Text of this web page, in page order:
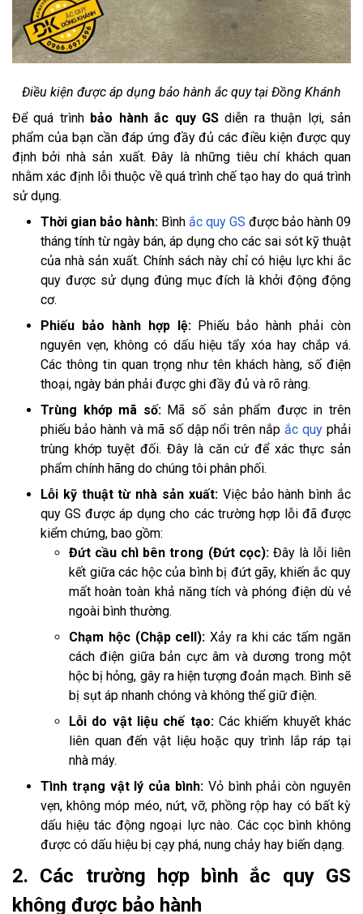
Điều kiện được áp dụng bảo hành ắc quy tại Đồng Khánh
Để quá trình bảo hành ắc quy GSdiễn ra thuận lợi, sản
phẩm của bạn cần đáp ứng đầy đủ các điều kiện được quy
định bởi nhà sản xuất. Đây là những tiêu chí khách quan
nhằm xác định lỗi thuộc về quá trình chế tạo hay do quá trình
sử dụng.
Thời gian bảo hành: Bình ắc quy GS được bảo hành 09
tháng tính từ ngày bán, áp dụng cho các sai sót kỹ thuật
của nhà sản xuất. Chính sách này chỉ có hiệu lực khi ắc
quy được sử dụng đúng mục đích là khởi động động
cơ.
Phiếu bảo hành hợp lệ: Phiếu bảo hành phải còn
nguyên vẹn, không có dấu hiệu tẩy xóa hay chắp vá.
Các thông tin quan trọng như tên khách hàng, số điện
thoại, ngày bán phải được ghi đầy đủ và rõ ràng.
Trùng khớp mã số: Mã số sản phẩm được in trên
phiếu bảo hành và mã số dập nổi trên nắpắc quy phải
trùng khớp tuyệt đối. Đây là căn cứ để xác thực sản
phẩm chính hãng do chúng tôi phân phối.
Lỗi kỹ thuật từ nhà sản xuất: Việc bảo hành bình ắc
quy GS được áp dụng cho các trường hợp lỗi đã được
kiểm chứng, bao gồm:
Đứt cầu chì bên trong (Đứt cọc): Đây là lỗi liên
kết giữa các hộc của bình bị đứt gãy, khiến ắc quy
mất hoàn toàn khả năng tích và phóng điện dù vẻ
ngoài bình thường.
Chạm hộc (Chập cell):Xảy ra khi các tấm ngăn
cách điện giữa bản cực âm và dương trong một
hộc bị hỏng, gây ra hiện tượng đoản mạch. Bình sẽ
bị sụt áp nhanh chóng và không thể giữ điện.
Lỗi do vật liệu chế tạo: Các khiếm khuyết khác
liên quan đến vật liệu hoặc quy trình lắp ráp tại
nhà máy.
Tình trạng vật lý của bình: Vỏ bình phải còn nguyên
vẹn, không móp méo, nứt, vỡ, phồng rộp hay có bất kỳ
dấu hiệu tác động ngoại lực nào. Các cọc bình không
được có dấu hiệu bị cạy phá, nung chảy hay biến dạng.
2. Các trường hợp bình ắc quy GS
không được bảo hành